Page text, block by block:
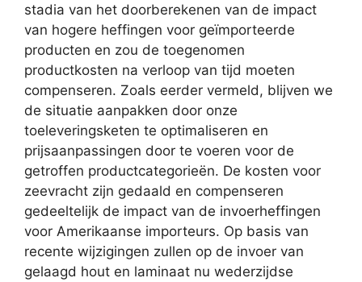
stadia van het doorberekenen van de impact
van hogere heffingen voor geïmporteerde
producten en zou de toegenomen
productkosten na verloop van tijd moeten
compenseren. Zoals eerder vermeld, blijven we
de situatie aanpakken door onze
toeleveringsketen te optimaliseren en
prijsaanpassingen door te voeren voor de
getroffen productcategorieën. De kosten voor
zeevracht zijn gedaald en compenseren
gedeeltelijk de impact van de invoerheffingen
voor Amerikaanse importeurs. Op basis van
recente wijzigingen zullen op de invoer van
gelaagd hout en laminaat nu wederzijdse